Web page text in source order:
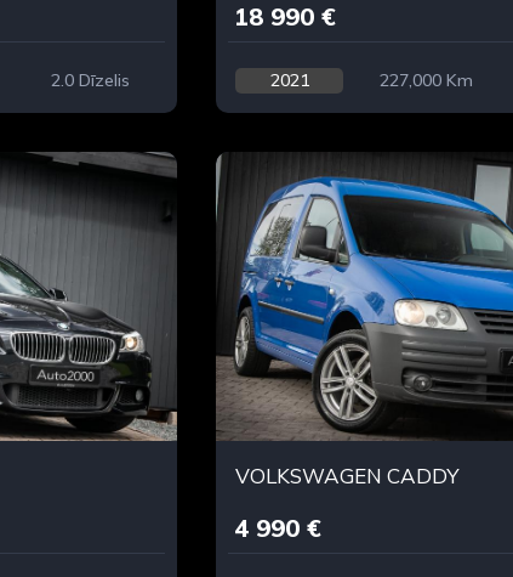
2.0 Dīzelis
18 990 €
2021 227,000 Km
VOLKSWAGEN CADDY
4 990 €